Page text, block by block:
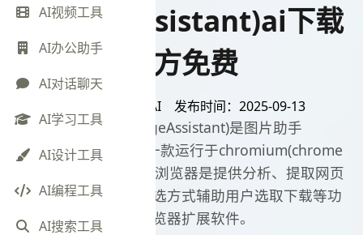
AI视频工具
AI办公助手
AI对话聊天
AI学习工具
AI设计工具
AI编程工具
AI搜索工具
(ImageAssistant)ai下载
官方免费
文章来源：智汇AI 发布时间：2025-09-13
图片助手(ImageAssistant)是图片助手
(ImageAssistant)是一款运行于chromium(chrome
环境下开发)及其衍生浏览器是提供分析、提取网页
中的图片并以多种筛选方式辅助用户选取下载等功
能的浏览器扩展软件。